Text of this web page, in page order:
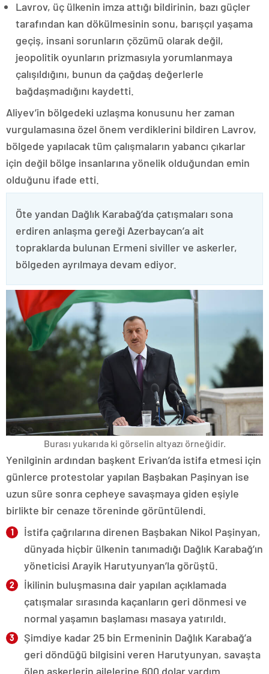
Lavrov, üç ülkenin imza attığı bildirinin, bazı güçler
tarafından kan dökülmesinin sonu, barışçıl yaşama
geçiş, insani sorunların çözümü olarak değil,
jeopolitik oyunların prizmasıyla yorumlanmaya
çalışıldığını, bunun da çağdaş değerlerle
bağdaşmadığını kaydetti.
Aliyev’in bölgedeki uzlaşma konusunu her zaman
vurgulamasına özel önem verdiklerini bildiren Lavrov,
bölgede yapılacak tüm çalışmaların yabancı çıkarlar
için değil bölge insanlarına yönelik olduğundan emin
olduğunu ifade etti.
Öte yandan Dağlık Karabağ’da çatışmaları sona
erdiren anlaşma gereği Azerbaycan’a ait
topraklarda bulunan Ermeni siviller ve askerler,
bölgeden ayrılmaya devam ediyor.
Burası yukarıda ki görselin altyazı örneğidir.
Yenilginin ardından başkent Erivan’da istifa etmesi için
günlerce protestolar yapılan Başbakan Paşinyan ise
uzun süre sonra cepheye savaşmaya giden eşiyle
birlikte bir cenaze töreninde görüntülendi.
İstifa çağrılarına direnen Başbakan Nikol Paşinyan,
dünyada hiçbir ülkenin tanımadığı Dağlık Karabağ’ın
yöneticisi Arayik Harutyunyan’la görüştü.
İkilinin buluşmasına dair yapılan açıklamada
çatışmalar sırasında kaçanların geri dönmesi ve
normal yaşamın başlaması masaya yatırıldı.
Şimdiye kadar 25 bin Ermeninin Dağlık Karabağ’a
geri döndüğü bilgisini veren Harutyunyan, savaşta
ölen askerlerin ailelerine 600 dolar yardım